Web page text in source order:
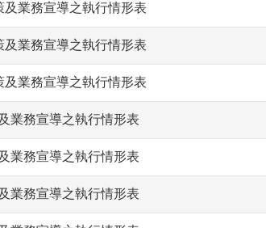
業務宣導之執行情形表
業務宣導之執行情形表
業務宣導之執行情形表
業務宣導之執行情形表
業務宣導之執行情形表
業務宣導之執行情形表